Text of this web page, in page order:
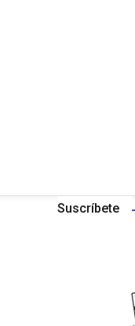
Suscríbete